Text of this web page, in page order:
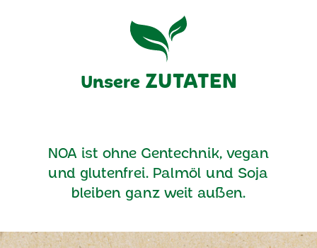
Unsere ZUTATEN
NOA ist ohne Gentechnik, vegan
und glutenfrei. Palmöl und Soja
bleiben ganz weit außen.